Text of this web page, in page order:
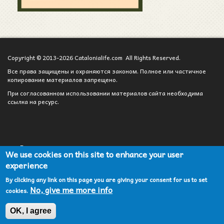
Copyright © 2013-2026 Catalonialife.com All Rights Reserved.
Все права защищены и охраняются законом. Полное или частичное
копирование материалов запрещено.
При согласованном использовании материалов сайта необходима
ссылка на ресурс.
Вход для администратора
Сотрудничество
Карта сайта
Политика конфиденциальности
We use cookies on this site to enhance your user
experience
By clicking any link on this page you are giving your consent for us to set
cookies. No, give me more info
OK, I agree